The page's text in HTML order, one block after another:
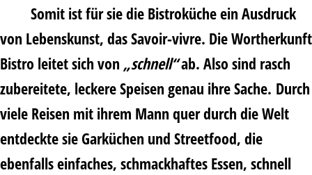
Somit ist für sie die Bistroküche ein Ausdruck
von Lebenskunst, das Savoir-vivre. Die Wortherkunft
Bistro leitet sich von „schnell“ab. Also sind rasch
zubereitete, leckere Speisen genau ihre Sache. Durch
viele Reisen mit ihrem Mann quer durch die Welt
entdeckte sie Garküchen und Streetfood, die
ebenfalls einfaches, schmackhaftes Essen, schnell